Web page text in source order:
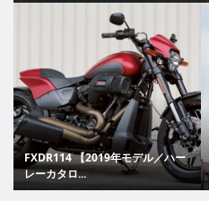
FXDR114 【2019年モデル／ハー
レーカタロ...